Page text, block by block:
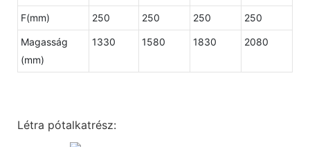
F(mm) 250 250 250 250
Magasság
(mm)
1330 1580 1830 2080
Létra pótalkatrész: